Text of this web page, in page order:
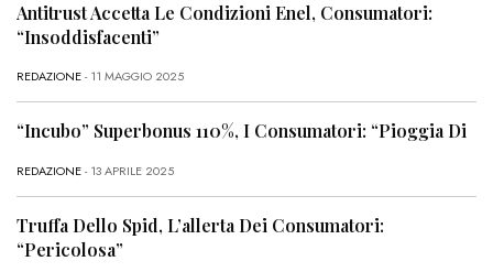
Antitrust Accetta Le Condizioni Enel, Consumatori:
“Insoddisfacenti”
REDAZIONE- 11 MAGGIO 2025
“Incubo” Superbonus 110%, I Consumatori: “Pioggia Di
REDAZIONE- 13 APRILE 2025
Truffa Dello Spid, L’allerta Dei Consumatori:
“Pericolosa”